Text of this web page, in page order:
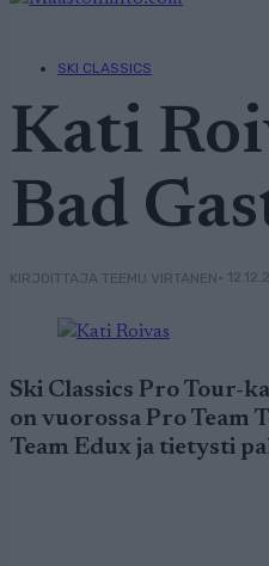
SKI CLASSICS
Kati
Bad
KIRJOITTAJA TEEMU VIRTANEN•
Ski Classics Pro Tour-
on vuorossa Pro Team
Team Edux ja tietysti